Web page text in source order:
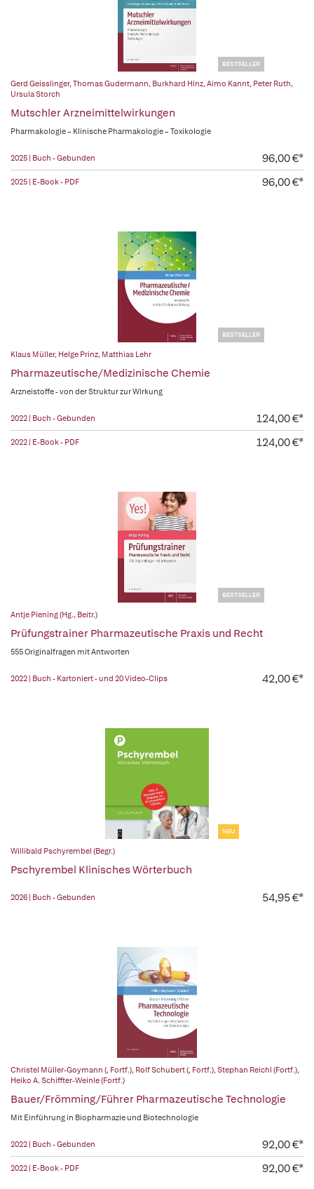
BESTSELLER
Gerd Geisslinger,Thomas Gudermann, Burkhard Hinz,Aimo Kannt, Peter Ruth,
Ursula Storch
Mutschler Arzneimittelwirkungen
Pharmakologie – Klinische Pharmakologie – Toxikologie
2025 | Buch - Gebunden 96,00 €*
2025 | E-Book - PDF 96,00 €*
BESTSELLER
Klaus Müller, Helge Prinz, Matthias Lehr
Pharmazeutische/Medizinische Chemie
Arzneistoffe - von der Struktur zur Wirkung
2022 | Buch - Gebunden 124,00 €*
2022 | E-Book - PDF 124,00 €*
BESTSELLER
Antje Piening (Hg., Beitr.)
Prüfungstrainer Pharmazeutische Praxis und Recht
555 Originalfragen mit Antworten
2022 | Buch - Kartoniert - und 20 Video-Clips 42,00 €*
NEU
Willibald Pschyrembel (Begr.)
Pschyrembel Klinisches Wörterbuch
2026 | Buch - Gebunden 54,95 €*
Christel Müller-Goymann (, Fortf.), Rolf Schubert (, Fortf.),Stephan Reichl (Fortf.),
Heiko A. Schiffter-Weinle (Fortf.)
Bauer/Frömming/Führer Pharmazeutische Technologie
Mit Einführung in Biopharmazie und Biotechnologie
2022 | Buch - Gebunden 92,00 €*
2022 | E-Book - PDF 92,00 €*